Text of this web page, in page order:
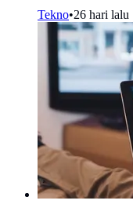
Tekno•26 hari lalu